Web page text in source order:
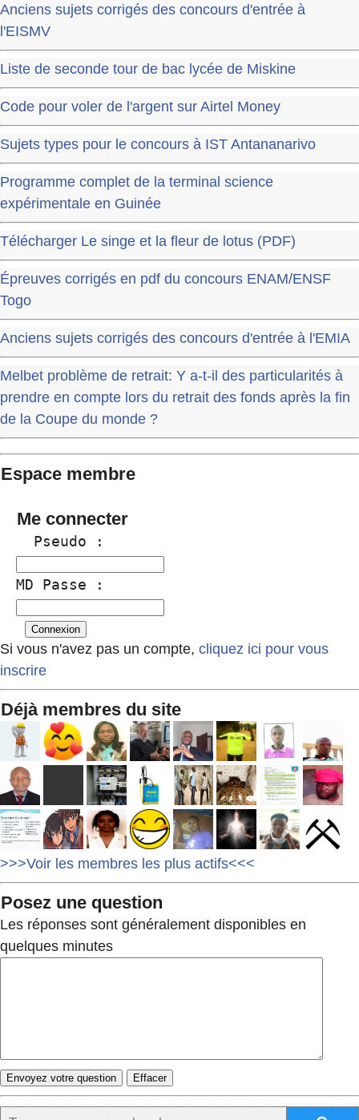
Anciens sujets corrigés des concours d'entrée à
l'EISMV
Liste de seconde tour de bac lycée de Miskine
Code pour voler de l'argent sur Airtel Money
Sujets types pour le concours à IST Antananarivo
Programme complet de la terminal science
expérimentale en Guinée
Télécharger Le singe et la fleur de lotus (PDF)
Épreuves corrigés en pdf du concours ENAM/ENSF
Togo
Anciens sujets corrigés des concours d'entrée à l'EMIA
Melbet problème de retrait: Y a-t-il des particularités à
prendre en compte lors du retrait des fonds après la fin
de la Coupe du monde ?
Espace membre
Me connecter
  Pseudo :
MD Passe :
Si vous n'avez pas un compte, cliquez ici pour vous
inscrire
Déjà membres du site
>>>Voir les membres les plus actifs<<<
Posez une question
Les réponses sont généralement disponibles en
quelques minutes